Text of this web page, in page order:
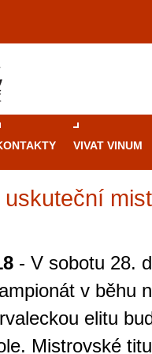
VIVAT VINUM
- V sobotu 28.
v běhu
elitu
Mistrovské
Průvodce
Brno je
zajímavé
restaurace,
kde si